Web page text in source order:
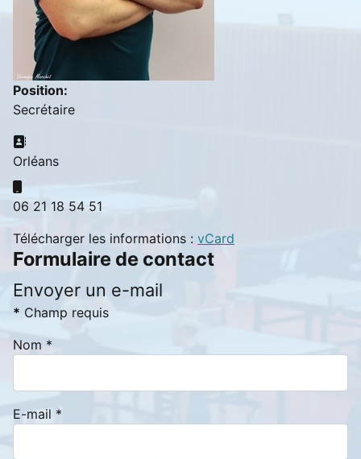
Position:
Secrétaire
Adresse:
Orléans
06 21 18 54 51
Télécharger les informations : vCard
Formulaire de contact
Envoyer un e-mail
* Champ requis
Nom *
E-mail *